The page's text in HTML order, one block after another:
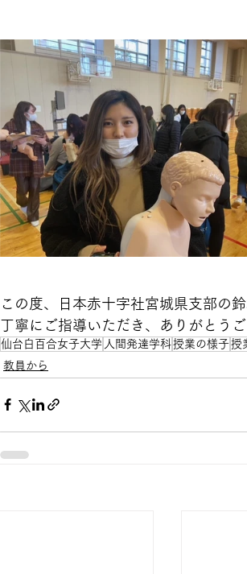
この度、日本赤十字社宮城県支部の
丁寧にご指導いただき、ありがとう
仙台白百合女子大学 人間発達学科授業の様子授
教員から